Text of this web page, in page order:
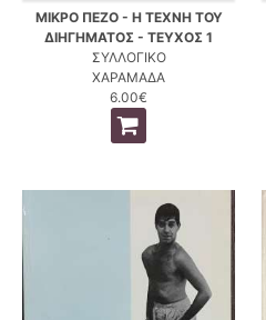
ΜΙΚΡΟ ΠΕΖΟ - Η ΤΕΧΝΗ ΤΟΥ
ΔΙΗΓΗΜΑΤΟΣ - ΤΕΥΧΟΣ 1
ΣΥΛΛΟΓΙΚΟ
ΧΑΡΑΜΑΔΑ
6.00€